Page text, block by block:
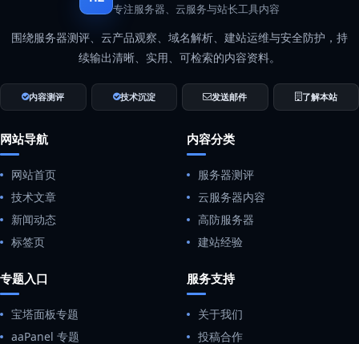
专注服务器、云服务与站长工具内容
围绕服务器测评、云产品观察、域名解析、建站运维与安全防护，持
续输出清晰、实用、可检索的内容资料。
内容测评 技术沉淀 发送邮件 了解本站
网站导航
网站首页
技术文章
新闻动态
标签页
内容分类
服务器测评
云服务器内容
高防服务器
建站经验
专题入口
宝塔面板专题
aaPanel 专题
服务支持
关于我们
投稿合作